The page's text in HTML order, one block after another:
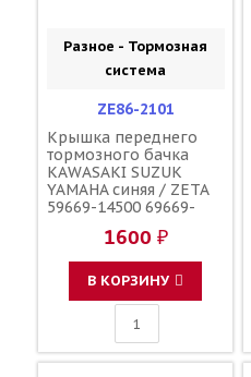
Разное - Тормозная
система
ZE86-2101
Крышка переднего
тормозного бачка
KAWASAKI SUZUK
YAMAHA синяя / ZETA
59669-14500 69669-
59669-27C00 43026-
0020 5MV-25852-00-00
5MV-25852-01-00
1600 ₽
В КОРЗИНУ